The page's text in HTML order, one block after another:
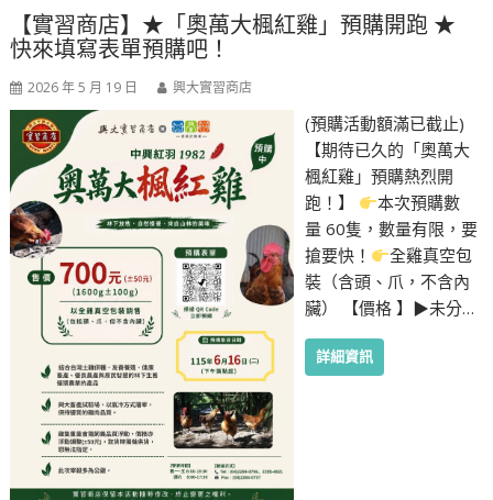
【實習商店】★「奧萬大楓紅雞」預購開跑 ★
快來填寫表單預購吧！
2026 年 5 月 19 日 興大實習商店
(預購活動額滿已截止)
【期待已久的「奧萬大
楓紅雞」預購熱烈開
跑！】
本次預購數
量 60隻，數量有限，要
搶要快！
全雞真空包
裝（含頭、爪，不含內
臟） 【價格 】▶︎未分…
詳細資訊